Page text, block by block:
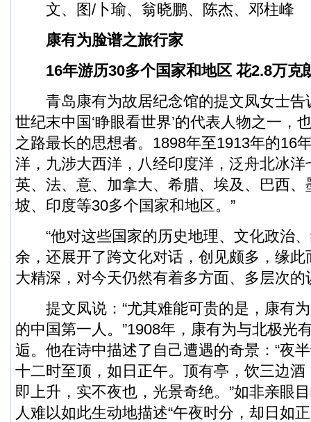
文、图/卜瑜、翁晓鹏、陈杰、邓柱峰
康有为脸谱之旅行家
16年游历30多个国家和地区 花2.8万克
青岛康有为故居纪念馆的提文凤女士告
世纪末中国‘睁眼看世界’的代表人物之一，
之路最长的思想者。1898年至1913年的16
洋，九涉大西洋，八经印度洋，泛舟北冰
英、法、意、加拿大、希腊、埃及、巴西
坡、印度等30多个国家和地区。”
“他对这些国家的历史地理、文化政治、
余，还展开了跨文化对话，创见颇多，缘
大精深，对今天仍然有着多方面、多层次的
提文凤说：“尤其难能可贵的是，康有为
的中国第一人。”1908年，康有为与北极光
逅。他在诗中描述了自己遭遇的奇景：“夜
十二时至顶，如日正午。顶有亭，饮三边
即上升，实不夜也，光景奇绝。”如非亲眼
人难以如此生动地描述“午夜时分，却日如